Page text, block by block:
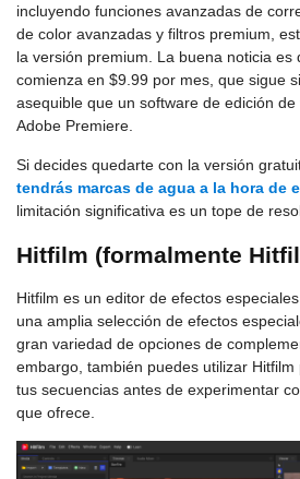
incluyendo funciones avanzadas de
de color avanzadas y filtros premium,
la versión premium. La buena noticia es
comienza en $9.99 por mes, que sigue
asequible que un software de edición
Adobe Premiere.
Si decides quedarte con la versión
tendrás marcas de agua a la hora de
limitación significativa es un tope de
Hitfilm (formalmente
Hitfilm es un editor de efectos
una amplia selección de efectos
gran variedad de opciones de
embargo, también puedes utilizar
tus secuencias antes de experimentar
que ofrece.